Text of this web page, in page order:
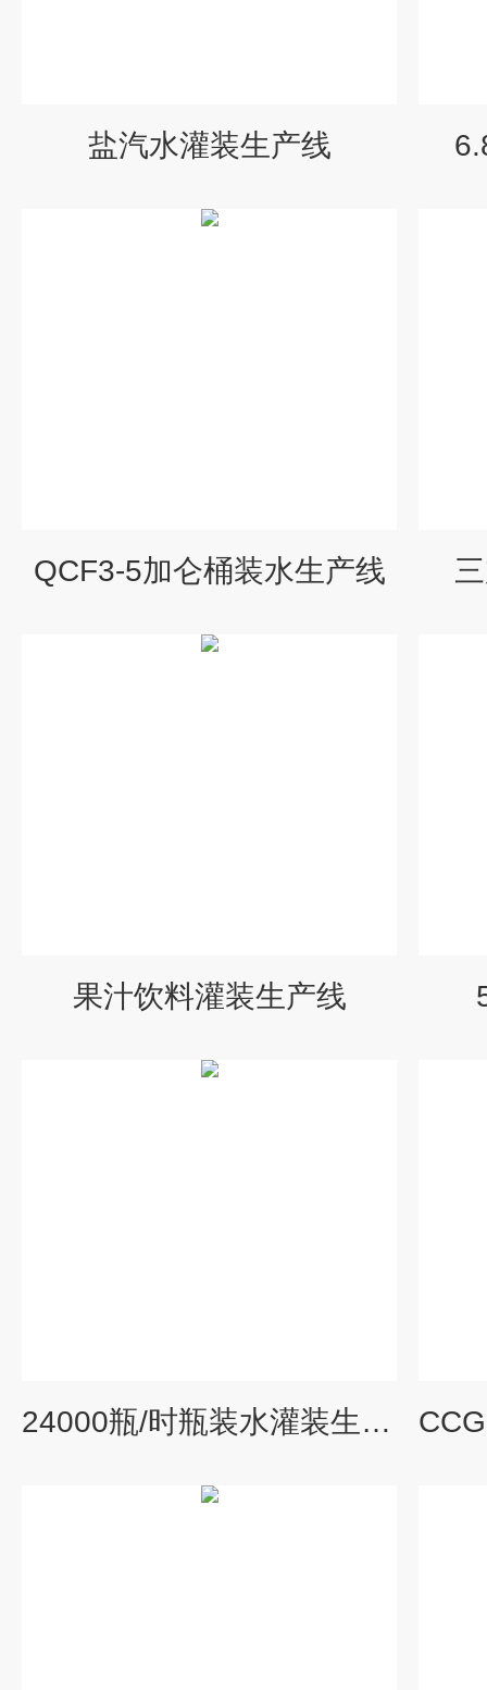
盐汽水灌装生产线
QCF3-5加仑桶装水生产线
果汁饮料灌装生产线
24000瓶/时瓶装水灌装生产线